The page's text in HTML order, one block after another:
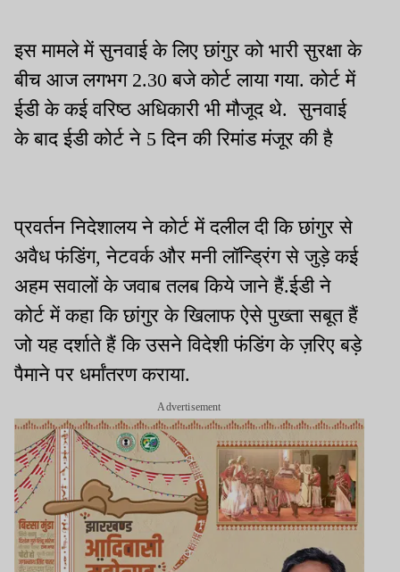
इस मामले में सुनवाई के लिए छांगुर को भारी सुरक्षा के
बीच आज लगभग 2.30 बजे कोर्ट लाया गया. कोर्ट में
ईडी के कई वरिष्ठ अधिकारी भी मौजूद थे. सुनवाई
के बाद ईडी कोर्ट ने 5 दिन की रिमांड मंजूर की है
प्रवर्तन निदेशालय ने कोर्ट में दलील दी कि छांगुर से
अवैध फंडिंग, नेटवर्क और मनी लॉन्ड्रिंग से जुड़े कई
अहम सवालों के जवाब तलब किये जाने हैं.ईडी ने
कोर्ट में कहा कि छांगुर के खिलाफ ऐसे पुख्ता सबूत हैं
जो यह दर्शाते हैं कि उसने विदेशी फंडिंग के ज़रिए बड़े
पैमाने पर धर्मांतरण कराया.
Advertisement